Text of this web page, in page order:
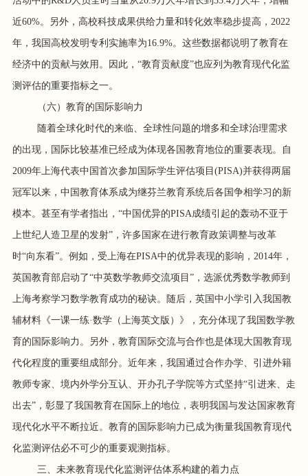
近60%。另外，高校科技成果供给力量和转化效率稳步提高，2022
年，我国高校发明专利实施率为16.9%。这些数据都说明了教育在
经济中的贡献与效用。因此，“教育贡献度”也应列为教育现代化监
测评估的重要指标之一。
（六）教育的国际影响力
随着全球化时代的来临、全球性问题的增多和全球治理需求
的出现，国际比较基准已经成为体现各国教育地位的重要表现。自
2009年上海代表中国首次参加国际学生评估项目(PISA)并获得两届
冠军以来，中国教育体系成为继芬兰教育系统后各国争相学习的新
模本。甚至有学者指出，“中国优异的PISA成绩引起的轰动不亚于
上世纪人造卫星的发射”，许多国家在进行教育政策调整与改革
时“向东看”。例如，受上海在PISA中的优异表现的影响，2014年，
英国教育部启动了“中英数学教师交流项目”，选派优秀数学教师到
上海考察学习数学教育成功的秘诀。随后，英国中小学引入我国教
辅材料《一课一练·数学（上海英文版）》，充分体现了我国数学教
育的国际影响力。另外，教育国际交流与合作也是体现大国教育现
代化程度的重要组成部分。近年来，我国通过合作办学、引进外籍
教师专家、境内外学分互认、开办孔子学院等方式坚持“引进来、走
出去”，彰显了我国教育在国际上的地位，表明我国与发达国家教育
现代化水平不断拉近。教育的国际影响力已成为衡量我国教育现代
化监测评估必不可少的重要观测指标。
三、未来教育现代化监测评估体系构建的着力点